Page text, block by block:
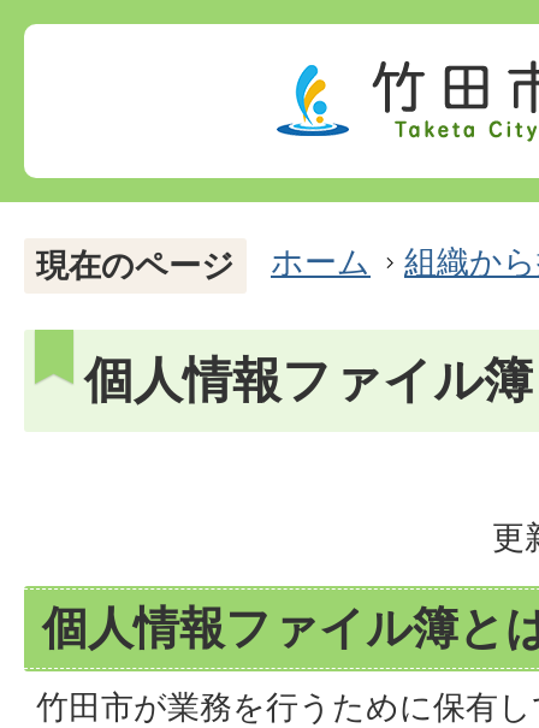
現在のページ ホーム 組織か
個人情報ファイル簿
更
個人情報ファイル簿と
竹田市が業務を行うために保有